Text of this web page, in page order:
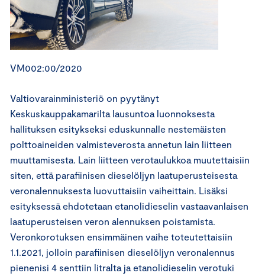
VM002:00/2020
Valtiovarainministeriö on pyytänyt
Keskuskauppakamarilta lausuntoa luonnoksesta
hallituksen esitykseksi eduskunnalle nestemäisten
polttoaineiden valmisteverosta annetun lain liitteen
muuttamisesta. Lain liitteen verotaulukkoa muutettaisiin
siten, että parafiinisen dieselöljyn laatuperusteisesta
veronalennuksesta luovuttaisiin vaiheittain. Lisäksi
esityksessä ehdotetaan etanolidieselin vastaavanlaisen
laatuperusteisen veron alennuksen poistamista.
Veronkorotuksen ensimmäinen vaihe toteutettaisiin
1.1.2021, jolloin parafiinisen dieselöljyn veronalennus
pienenisi 4 senttiin litralta ja etanolidieselin verotuki